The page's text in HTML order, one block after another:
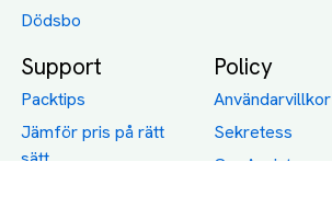
Dödsbo
Support
Packtips
Jämför pris på rätt
sätt
Policy
Användarvillkor
Sekretess
Om Assist